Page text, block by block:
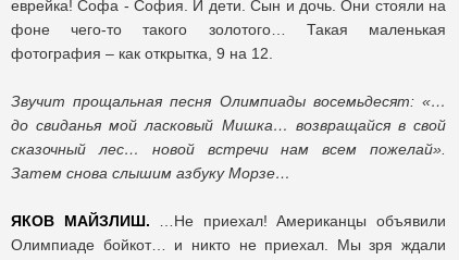
еврейка! Софа - София. И дети. Сын и дочь. Они стояли на
фоне чего-то такого золотого… Такая маленькая
фотография – как открытка, 9 на 12.
Звучит прощальная песня Олимпиады восемьдесят: «…
до свиданья мой ласковый Мишка… возвращайся в свой
сказочный лес… новой встречи нам всем пожелай».
Затем снова слышим азбуку Морзе…
ЯКОВ МАЙЗЛИШ. …Не приехал! Американцы объявили
Олимпиаде бойкот… и никто не приехал. Мы зря ждали